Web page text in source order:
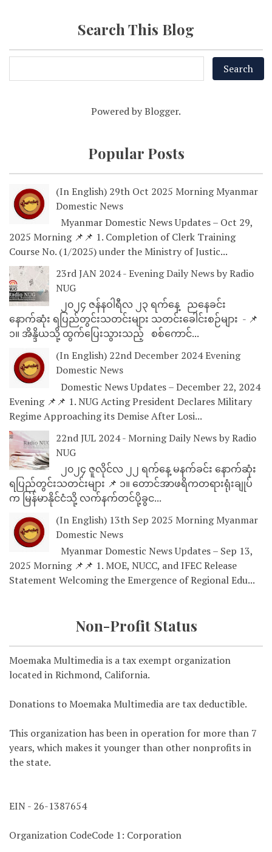
Search This Blog
Powered byBlogger.
Popular Posts
(In English) 29th Oct 2025 Morning Myanmar
Domestic News
Myanmar Domestic News Updates – Oct 29,
2025 Morning 📌📌 1. Completion of Clerk Training
Course No. (1/2025) under the Ministry of Justic...
23rd JAN 2024 - Evening Daily News by Radio
NUG
၂၀၂၄ ဇန်နဝါရီလ ၂၃ ရက်နေ့ ညနေခင်း
နောက်ဆုံး ရပြည်တွင်းသတင်းများ သတင်းခေါင်းစဉ်များ - 📌
၁။ အိန္ဒိယသို့ ထွက်ပြေးသွားသည့် စစ်ကောင်...
(In English) 22nd December 2024 Evening
Domestic News
Domestic News Updates – December 22, 2024
Evening 📌📌 1. NUG Acting President Declares Military
Regime Approaching its Demise After Losi...
22nd JUL 2024 - Morning Daily News by Radio
NUG
၂၀၂၄ ဇူလိုင်လ ၂၂ ရက်နေ့ မနက်ခင်း နောက်ဆုံး
ရပြည်တွင်းသတင်းများ 📌 ၁။ တောင်အာဖရိကတရားရုံးချုပ်
က မြန်မာနိုင်ငံသို့ လက်နက်တင်ပို့ခွင...
(In English) 13th Sep 2025 Morning Myanmar
Domestic News
Myanmar Domestic News Updates – Sep 13,
2025 Morning 📌📌 1. MOE, NUCC, and IFEC Release
Statement Welcoming the Emergence of Regional Edu...
Non-Profit Status
Moemaka Multimedia is a tax exempt organization
located in Richmond, California.
Donations to Moemaka Multimedia are tax deductible.
This organization has been in operation for more than 7
years, which makes it younger than other nonprofits in
the state.
EIN - 26-1387654
Organization CodeCode 1: Corporation